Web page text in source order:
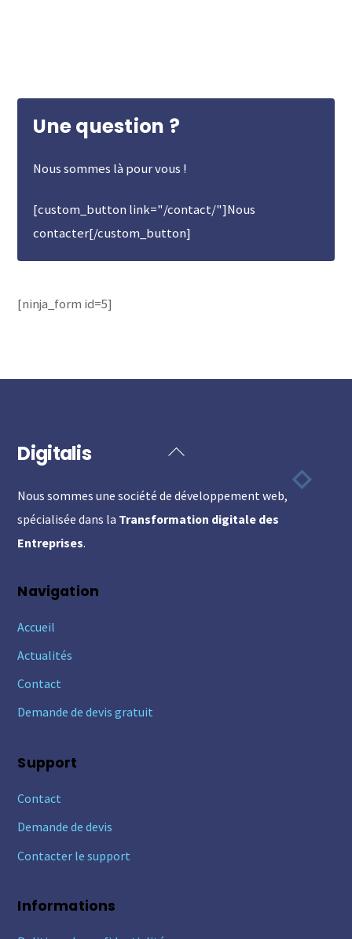
Une question ?
Nous sommes là pour vous !
[custom_button link="/contact/"]Nous
contacter[/custom_button]
[ninja_form id=5]
Back
Top
Digitalis
Nous sommes une société de développement web,
spécialisée dans la Transformation digitale des
Entreprises.
Navigation
Accueil
Actualités
Contact
Demande de devis gratuit
Support
Contact
Demande de devis
Contacter le support
Informations